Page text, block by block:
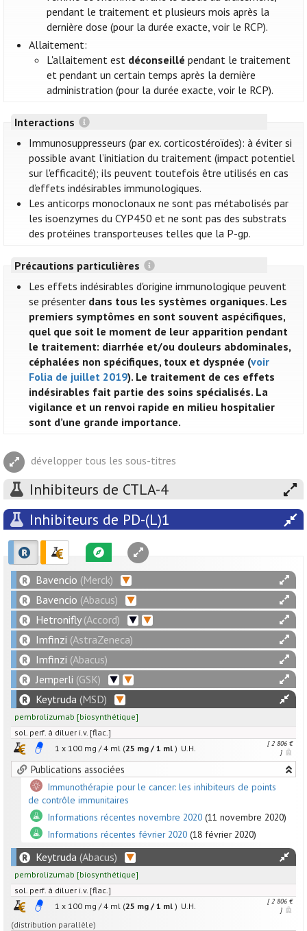
pendant le traitement et plusieurs mois après la
dernière dose (pour la durée exacte, voir le RCP).
Allaitement:
L'allaitement est déconseillé pendant le traitement
et pendant un certain temps après la dernière
administration (pour la durée exacte, voir le RCP).
Interactions
Immunosuppresseurs (par ex. corticostéroïdes): à éviter si
possible avant l’initiation du traitement (impact potentiel
sur l'efficacité); ils peuvent toutefois être utilisés en cas
d’effets indésirables immunologiques.
Les anticorps monoclonaux ne sont pas métabolisés par
les isoenzymes du CYP450 et ne sont pas des substrats
des protéines transporteuses telles que la P-gp.
Précautions particulières
Les effets indésirables d'origine immunologique peuvent
se présenter dans tous les systèmes organiques. Les
premiers symptômes en sont souvent aspécifiques,
quel que soit le moment de leur apparition pendant
le traitement: diarrhée et/ou douleurs abdominales,
céphalées non spécifiques, toux et dyspnée (voir
Folia de juillet 2019). Le traitement de ces effets
indésirables fait partie des soins spécialisés. La
vigilance et un renvoi rapide en milieu hospitalier
sont d’une grande importance.
développer tous les sous-titres
Inhibiteurs de CTLA-4
Inhibiteurs de PD-(L)1
Bavencio (Merck)
Bavencio (Abacus)
Hetronifly(Accord)
Imfinzi (AstraZeneca)
Imfinzi (Abacus)
Jemperli (GSK)
Keytruda (MSD)
pembrolizumab [biosynthétique]
sol. perf. à diluer i.v. [flac.]
1 x 100 mg / 4 ml (25 mg / 1 ml ) U.H.
[ 2 806 €
]
Publications associées
Immunothérapie pour le cancer: les inhibiteurs de points
de contrôle immunitaires
Informations récentes novembre 2020 (11 novembre 2020)
Informations récentes février 2020 (18 février 2020)
Keytruda (Abacus)
pembrolizumab [biosynthétique]
sol. perf. à diluer i.v. [flac.]
1 x 100 mg / 4 ml (25 mg / 1 ml ) U.H.
[ 2 806 €
]
(distribution parallèle)